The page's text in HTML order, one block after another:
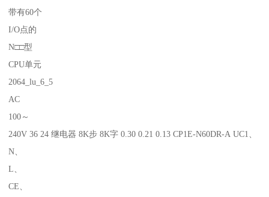
带有60个
I/O点的
N□□型
CPU单元
2064_lu_6_5
AC
100～
240V 36 24 继电器 8K步 8K字 0.30 0.21 0.13 CP1E-N60DR-A UC1、
N、
L、
CE、